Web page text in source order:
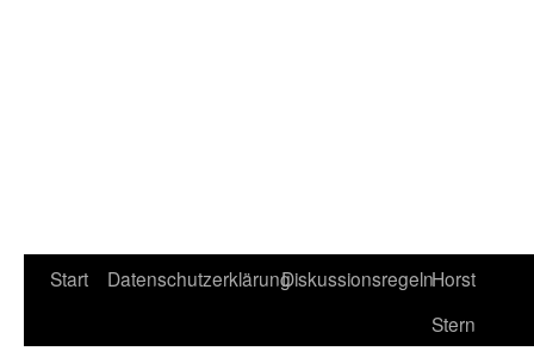
Start DatenschutzerklärungDiskussionsregelnHorst
Stern